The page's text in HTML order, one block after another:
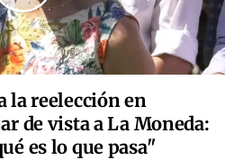
la reelección en
de vista a La Moneda:
es lo que pasa"